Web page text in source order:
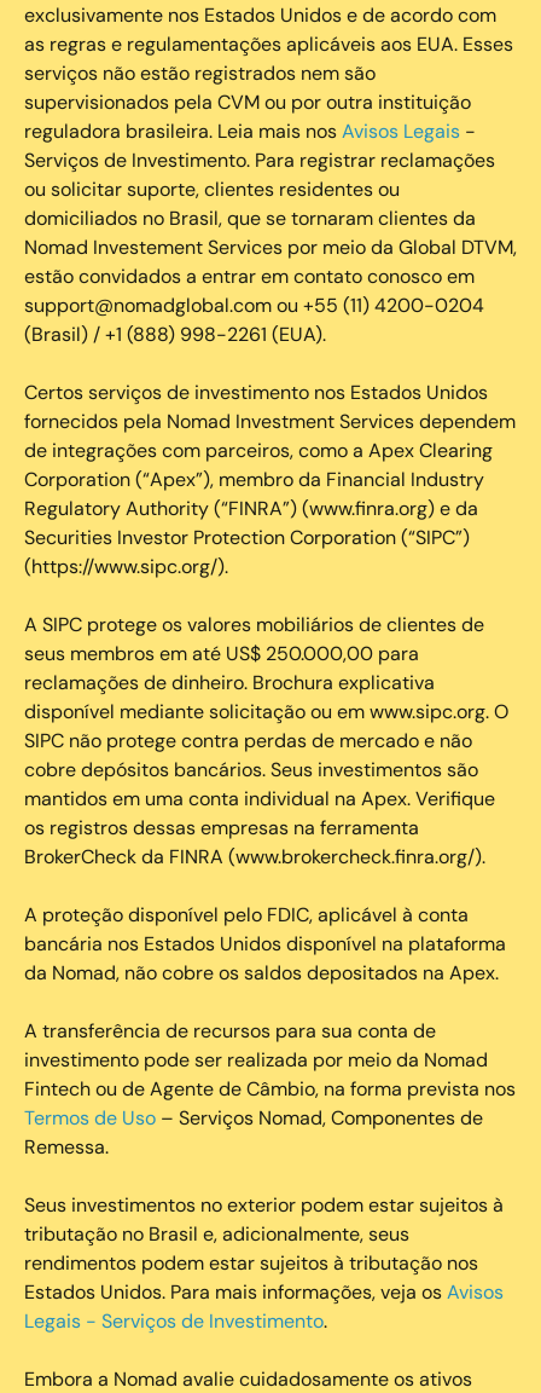
exclusivamente nos Estados Unidos e de acordo com
as regras e regulamentações aplicáveis aos EUA. Esses
serviços não estão registrados nem são
supervisionados pela CVM ou por outra instituição
reguladora brasileira. Leia mais nosAvisos Legais -
Serviços de Investimento. Para registrar reclamações
ou solicitar suporte, clientes residentes ou
domiciliados no Brasil, que se tornaram clientes da
Nomad Investement Services por meio da Global DTVM,
estão convidados a entrar em contato conosco em
support@nomadglobal.com ou +55 (11) 4200-0204
(Brasil) / +1 (888) 998-2261 (EUA).
Certos serviços de investimento nos Estados Unidos
fornecidos pela Nomad Investment Services dependem
de integrações com parceiros, como a Apex Clearing
Corporation (“Apex”), membro da Financial Industry
Regulatory Authority (“FINRA”) (www.finra.org) e da
Securities Investor Protection Corporation (“SIPC”)
(https://www.sipc.org/).
A SIPC protege os valores mobiliários de clientes de
seus membros em até US$ 250.000,00 para
reclamações de dinheiro. Brochura explicativa
disponível mediante solicitação ou em www.sipc.org. O
SIPC não protege contra perdas de mercado e não
cobre depósitos bancários. Seus investimentos são
mantidos em uma conta individual na Apex. Verifique
os registros dessas empresas na ferramenta
BrokerCheck da FINRA (www.brokercheck.finra.org/).
A proteção disponível pelo FDIC, aplicável à conta
bancária nos Estados Unidos disponível na plataforma
da Nomad, não cobre os saldos depositados na Apex.
A transferência de recursos para sua conta de
investimento pode ser realizada por meio da Nomad
Fintech ou de Agente de Câmbio, na forma prevista nos
Termos de Uso – Serviços Nomad, Componentes de
Remessa.
Seus investimentos no exterior podem estar sujeitos à
tributação no Brasil e, adicionalmente, seus
rendimentos podem estar sujeitos à tributação nos
Estados Unidos. Para mais informações, veja osAvisos
Legais - Serviços de Investimento.
Embora a Nomad avalie cuidadosamente os ativos